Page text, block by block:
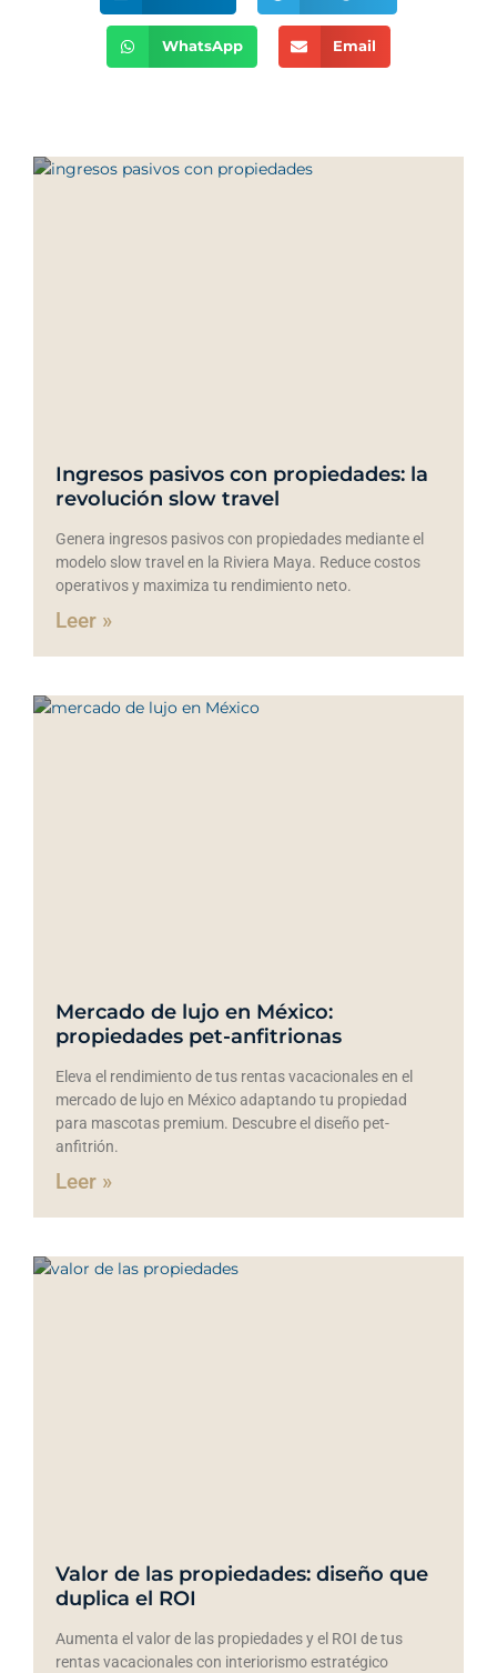
WhatsApp Email
Ingresos pasivos con propiedades: la
revolución slow travel
Genera ingresos pasivos con propiedades mediante el
modelo slow travel en la Riviera Maya. Reduce costos
operativos y maximiza tu rendimiento neto.
Leer »
Mercado de lujo en México:
propiedades pet-anfitrionas
Eleva el rendimiento de tus rentas vacacionales en el
mercado de lujo en México adaptando tu propiedad
para mascotas premium. Descubre el diseño pet-
anfitrión.
Leer »
Valor de las propiedades: diseño que
duplica el ROI
Aumenta el valor de las propiedades y el ROI de tus
rentas vacacionales con interiorismo estratégico